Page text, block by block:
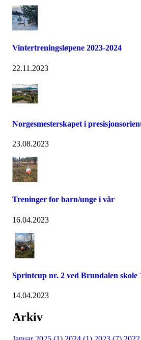
Vintertreningsløpene 2023-2024
22.11.2023
Norgesmesterskapet i
23.08.2023
Treninger for barn/unge i vår
16.04.2023
Sprintcup nr. 2 ved Brundalen skole
14.04.2023
Arkiv